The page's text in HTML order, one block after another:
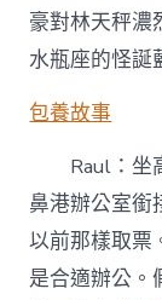
豪對林天秤濃
水瓶座的怪誕
包養故事
Raul：坐
鼻港辦公室銜
以前那樣取票
是合適辦公。